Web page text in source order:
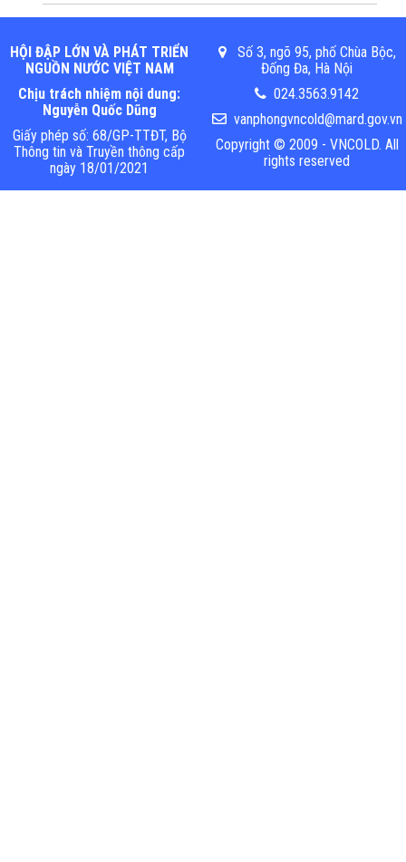
HỘI ĐẬP LỚN VÀ PHÁT TRIỂN
NGUỒN NƯỚC VIỆT NAM
Chịu trách nhiệm nội dung:
Nguyễn Quốc Dũng
Giấy phép số: 68/GP-TTĐT, Bộ
Thông tin và Truyền thông cấp
ngày 18/01/2021
Số 3, ngõ 95, phố Chùa Bộc,
Đống Đa, Hà Nội
024.3563.9142
vanphongvncold@mard.gov.vn
Copyright © 2009 - VNCOLD. All
rights reserved